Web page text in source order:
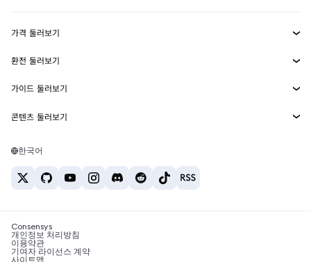
MetaMask Connect
Snaps
웹3 서비스
보안
고객 지원
채용
가격 둘러보기
이더리움 가격
솔라나 가격
테더 가격
환전 둘러보기
ETH를 USD로 환전
USDT를 INR로 환전
BTC를 INR로 환전
ETH를 USDT로 환전
가이드 둘러보기
ETH 매수
USDT 매수
SHIB 매수
BNB 매수
콘텐츠 둘러보기
솔라나 지갑
암호화폐 세금 뉴스
암호화폐 매수 방법
한국어
Consensys
개인정보 처리방침
이용약관
기여자 라이선스 계약
사이트맵